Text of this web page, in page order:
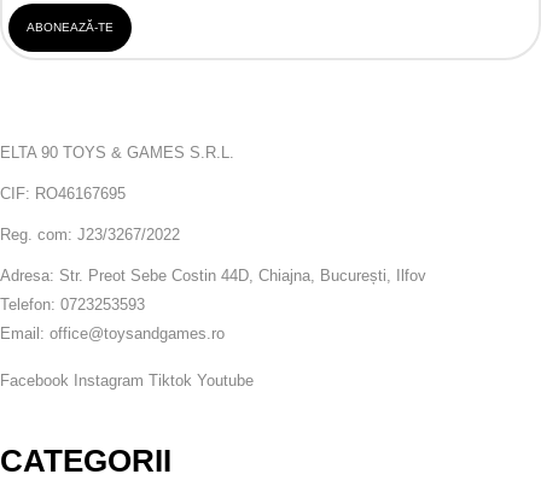
ELTA 90 TOYS & GAMES S.R.L.
CIF: RO46167695
Reg. com: J23/3267/2022
Adresa: Str. Preot Sebe Costin 44D, Chiajna, București, Ilfov
Telefon: 0723253593
Email: office@toysandgames.ro
Facebook Instagram Tiktok Youtube
CATEGORII